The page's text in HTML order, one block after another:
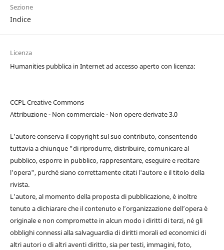
Sezione
Indice
Licenza
Humanities pubblica in Internet ad accesso aperto con licenza:
CCPL Creative Commons
Attribuzione - Non commerciale - Non opere derivate 3.0
L'autore conserva il copyright sul suo contributo, consentendo
tuttavia a chiunque "di riprodurre, distribuire, comunicare al
pubblico, esporre in pubblico, rappresentare, eseguire e recitare
l'opera", purché siano correttamente citati l'autore e il titolo della
rivista.
L’autore, al momento della proposta di pubblicazione, è inoltre
tenuto a dichiarare che il contenuto e l’organizzazione dell’opera è
originale e non compromette in alcun modo i diritti di terzi, né gli
obblighi connessi alla salvaguardia di diritti morali ed economici di
altri autori o di altri aventi diritto, sia per testi, immagini, foto,